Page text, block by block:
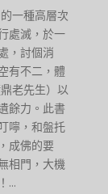
一種高層次
處滅，於一
，討個消
有不二，體
老先生）以
餘力。此書
嚀，和盤托
成佛的要
相門，大機
...